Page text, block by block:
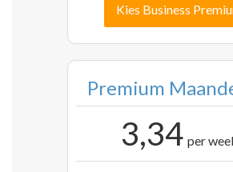
Kies Business
Premium
3,34 per